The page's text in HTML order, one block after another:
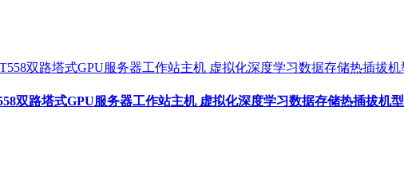
双路塔式GPU服务器工作站主机 虚拟化深度学习数据存储热插拔机型